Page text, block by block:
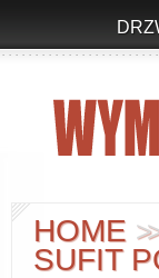
HOME >
SUFIT